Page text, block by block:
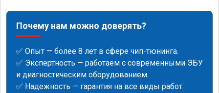
Почему нам можно доверять?
✅ Опыт — более 8 лет в сфере чип-тюнинга.
✅ Экспертность — работаем с современными ЭБУ
и диагностическим оборудованием.
✅ Надежность — гарантия на все виды работ.